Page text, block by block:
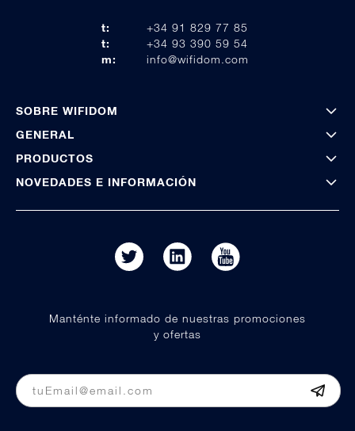
t:
+34 91 829 77 85
t:
+34 93 390 59 54
m:
info@wifidom.com
SOBRE WIFIDOM
GENERAL
PRODUCTOS
NOVEDADES E INFORMACIÓN
Manténte informado de nuestras promociones
y ofertas